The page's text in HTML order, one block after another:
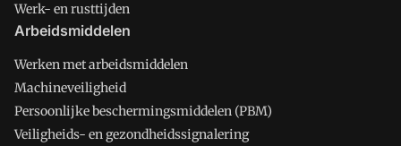
Werk- en rusttijden
Arbeidsmiddelen
Werken met arbeidsmiddelen
Machineveiligheid
Persoonlijke beschermingsmiddelen (PBM)
Veiligheids- en gezondheidssignalering